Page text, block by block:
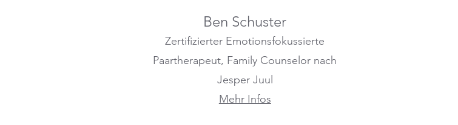
Ben Schuster
Zertifizierter Emotionsfokussierte
Paartherapeut, Family Counselor nach
Jesper Juul
Mehr Infos